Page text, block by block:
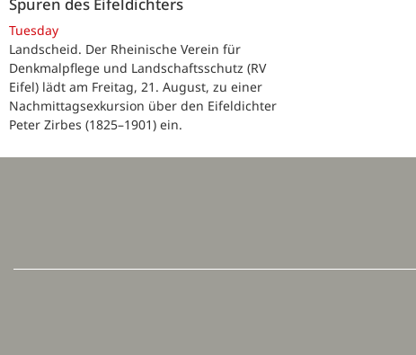
Tuesday
Landscheid. Der Rheinische Verein für
Denkmalpflege und Landschaftsschutz (RV
Eifel) lädt am Freitag, 21. August, zu einer
Nachmittagsexkursion über den Eifeldichter
Peter Zirbes (1825–1901) ein.